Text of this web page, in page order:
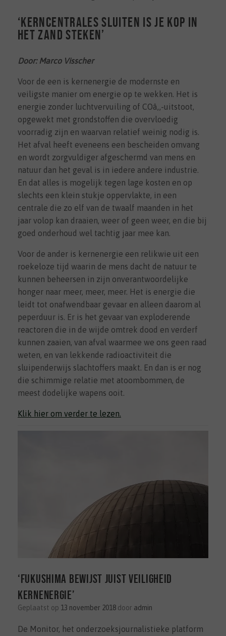
‘Kerncentrales sluiten is je kop in
het zand steken’
Door: Marco Visscher
Voor de een is kernenergie de modernste en
veiligste manier om energie op te wekken. Het is
energie zonder luchtvervuiling of COâ‚‚-uitstoot,
opgewekt met grondstoffen die overvloedig
voorradig zijn en waarvan relatief weinig nodig is.
Het afval heeft eveneens een bescheiden omvang
en wordt zorgvuldiger afgeschermd van mens en
natuur dan het geval is in iedere andere industrie.
En dat alles is mogelijk tegen lage kosten en op
slechts een klein stukje oppervlakte, in een
centrale die zo elf van de twaalf maanden in het
jaar volop kan draaien, weer of geen weer, en die bij
goed onderhoud wel tachtig jaar mee kan.
Voor de ander is kernenergie een relikwie uit een
roekeloze tijd waarin de mens dacht de natuur te
kunnen beheersen in zijn onverantwoordelijke
honger naar meer, meer, meer. Het is energie die
leidt tot onafwendbaar gevaar en alleen daarom al
peperduur is. Er is het gevaar van exploderende
reactoren die in de wijde omtrek dood en verderf
kunnen zaaien, van afval waarmee we ons geen raad
weten, en van lekkende radioactiviteit die
sluipenderwijs slachtoffers maakt. En dan is er nog
die schimmige relatie met atoombommen, de
meest dodelijke wapens ooit.
Klik hier om verder te lezen.
‘Fukushima bewijst juist veiligheid
kernenergie’
Geplaatst op 13 november 2018 door admin
De Monitor, het onderzoeksjournalistieke platform